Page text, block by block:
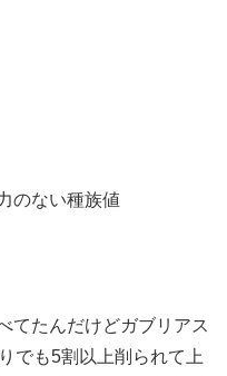
のない種族値
てたんだけどガブリアス
でも5割以上削られて上